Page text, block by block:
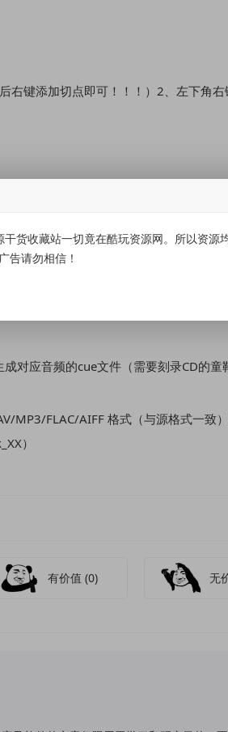
右键添加切点即可！！！）2、左下角
对应音频的cue文件（需要刻录CD的童
MP3/FLAC/AIFF 格式（与源格式一致
）
有价值(0) 无
货收藏站一切竟在酷玩资源网。所以资
告请勿相信！